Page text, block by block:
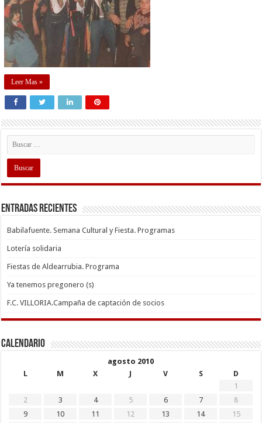
Leer Mas »
Entradas recientes
Babilafuente. Semana Cultural y Fiesta. Programas
Lotería solidaria
Fiestas de Aldearrubia. Programa
Ya tenemos pregonero (s)
F.C. VILLORIA.Campaña de captación de socios
Calendario
agosto 2010
L
M X J V S
D
1
2
3 4 5 6 7
8
9
10 11 12 13 14
15